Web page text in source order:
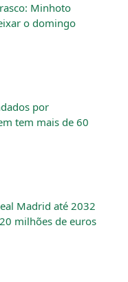
Minhoto
o domingo
por
tem mais de 60
Madrid até 2032
milhões de euros